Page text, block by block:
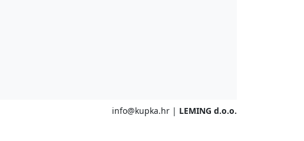
info@kupka.hr | LEMING d.o.o.